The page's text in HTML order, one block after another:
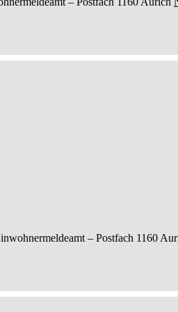
– Postfach 1160